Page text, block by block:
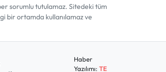
sorumlu tutulamaz. Sitedeki tüm
bir ortamda kullanılamaz ve
Haber
Yazılımı:TE